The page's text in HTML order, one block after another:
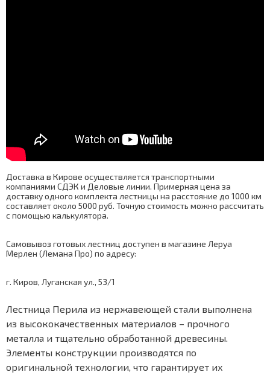
Доставка в Кирове осуществляется транспортными
компаниями СДЭК и Деловые линии. Примерная цена за
доставку одного комплекта лестницы на расстояние до 1000 км
составляет около 5000 руб. Точную стоимость можно рассчитать
с помощью калькулятора.
Самовывоз готовых лестниц доступен в магазине Леруа
Мерлен (Лемана Про) по адресу:
г. Киров, Луганская ул., 53/1
Лестница Перила из нержавеющей стали выполнена
из высококачественных материалов – прочного
металла и тщательно обработанной древесины.
Элементы конструкции производятся по
оригинальной технологии, что гарантирует их